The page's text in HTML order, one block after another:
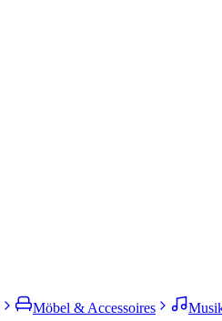
Möbel & Accessoires